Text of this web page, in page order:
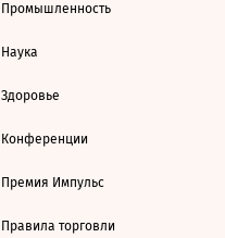
Промышленность
Наука
Здоровье
Конференции
Премия Импульс
Правила торговли